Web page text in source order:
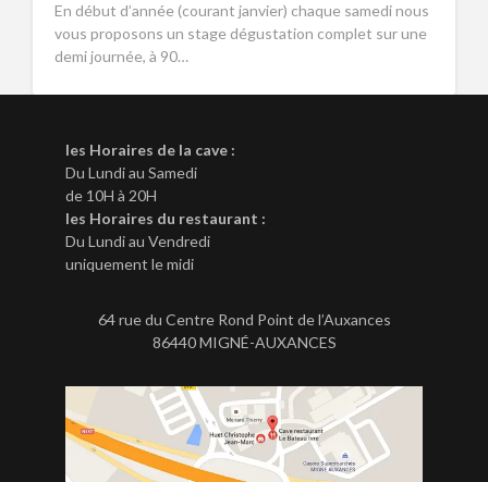
En début d’année (courant janvier) chaque samedi nous
vous proposons un stage dégustation complet sur une
demi journée, à 90…
les Horaires de la cave :
Du Lundi au Samedi
de 10H à 20H
les Horaires du restaurant :
Du Lundi au Vendredi
uniquement le midi
64 rue du Centre Rond Point de l’Auxances
86440 MIGNÉ-AUXANCES